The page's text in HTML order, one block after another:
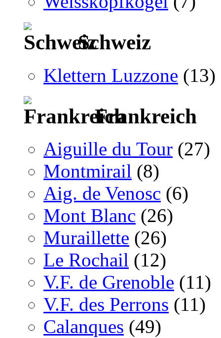
Schweiz
Klettern Luzzone (13)
Frankreich
Aiguille du Tour (27)
Montmirail (8)
Aig. de Venosc (6)
Mont Blanc (26)
Muraillette (26)
Le Rochail (12)
V.F. de Grenoble (11)
V.F. des Perrons (11)
Calanques (49)